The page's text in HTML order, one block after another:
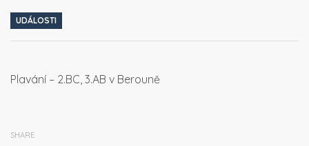
UDÁLOSTI
Plavání – 2.BC, 3.AB v Berouně
SHARE